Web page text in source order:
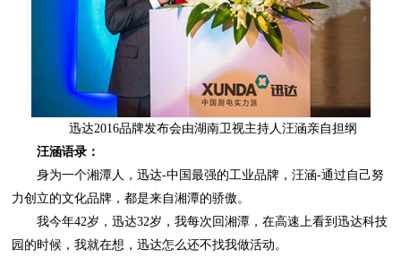
迅达2016品牌发布会由湖南卫视主持人汪涵亲自担纲
汪涵语录：
力创立的文化品牌，都是来自湘潭的骄傲。
园的时候，我就在想，迅达怎么还不找我做活动。